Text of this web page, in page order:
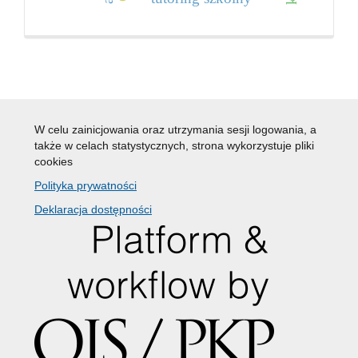
W celu zainicjowania oraz utrzymania sesji logowania, a
także w celach statystycznych, strona wykorzystuje pliki
cookies
Polityka prywatności
Deklaracja dostępności